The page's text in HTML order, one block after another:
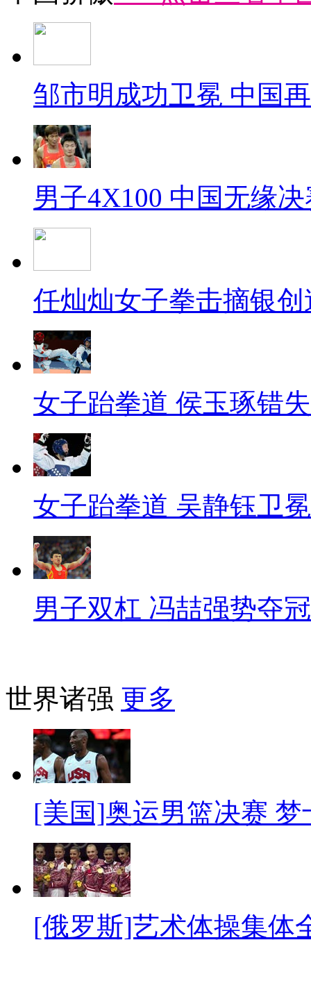
邹市明成功卫冕 中国
男子4X100 中国无缘
任灿灿女子拳击摘银
女子跆拳道 侯玉琢错
女子跆拳道 吴静钰卫冕
男子双杠 冯喆强势夺冠
世界诸强 更多
[美国]奥运男篮决赛
[俄罗斯]艺术体操集体